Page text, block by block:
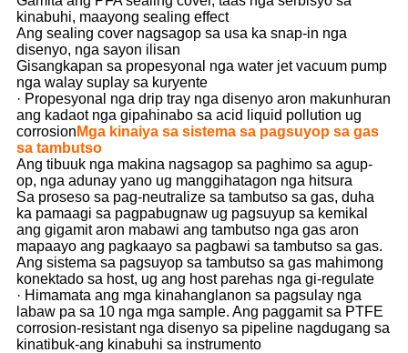
kinabuhi, maayong sealing effect
Ang sealing cover nagsagop sa usa ka snap-in nga
disenyo, nga sayon ​​ilisan
Gisangkapan sa propesyonal nga water jet vacuum pump
nga walay suplay sa kuryente
· Propesyonal nga drip tray nga disenyo aron makunhuran
ang kadaot nga gipahinabo sa acid liquid pollution ug
corrosion Mga kinaiya sa sistema sa pagsuyop sa gas
sa tambutso
Ang tibuuk nga makina nagsagop sa paghimo sa agup-
op, nga adunay yano ug manggihatagon nga hitsura
Sa proseso sa pag-neutralize sa tambutso sa gas, duha
ka pamaagi sa pagpabugnaw ug pagsuyup sa kemikal
ang gigamit aron mabawi ang tambutso nga gas aron
mapaayo ang pagkaayo sa pagbawi sa tambutso sa gas.
Ang sistema sa pagsuyop sa tambutso sa gas mahimong
konektado sa host, ug ang host parehas nga gi-regulate
· Himamata ang mga kinahanglanon sa pagsulay nga
labaw pa sa 10 nga mga sample. Ang paggamit sa PTFE
corrosion-resistant nga disenyo sa pipeline nagdugang sa
kinatibuk-ang kinabuhi sa instrumento